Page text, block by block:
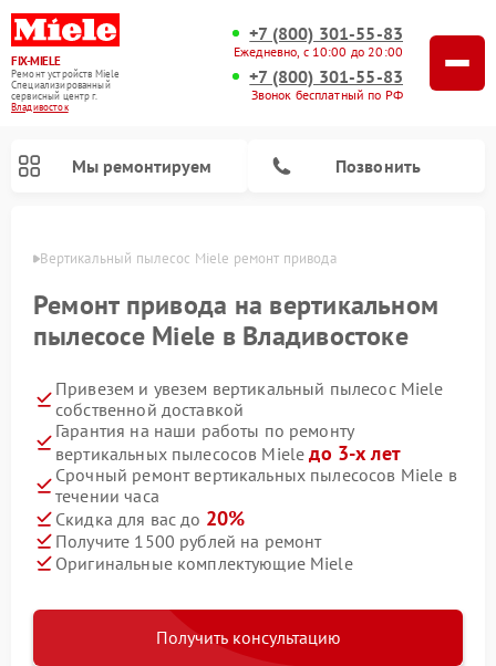
FIX-MIELE
Ремонт устройств Miele
Специализированный
cервисный центр г.
Владивосток
+7 (800) 301-55-83
Ежедневно, с 10:00 до 20:00
+7 (800) 301-55-83
Звонок бесплатный по РФ
Мы ремонтируем Позвонить
Вертикальный пылесос Miele ремонт привода
Ремонт привода на вертикальном
пылесосе Miele в Владивостоке
Привезем и увезем вертикальный пылесос Miele
собственной доставкой
Гарантия на наши работы по ремонту
вертикальных пылесосов Mieleдо 3-х лет
Срочный ремонт вертикальных пылесосов Miele в
течении часа
Скидка для вас до 20%
Получите 1500 рублей на ремонт
Оригинальные комплектующие Miele
Получить консультацию